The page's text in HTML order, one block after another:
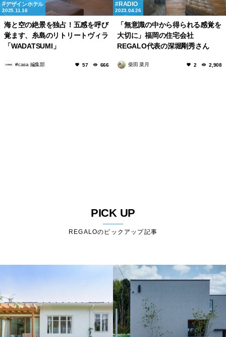
デザインホテル
2025.11.16
海と空の絶景を独占！五感を呼び
覚ます、糸島のリトリートヴィラ
「WADATSUMI」
#casa 編集部 57 666
RADIO
2023.04.26
「無意識の中から得られる感覚を
大切に」福岡の住宅会社
REGALO代表の深堀剛秀さん
柴田 菜月 2 2,908
PICK UP
REGALOのピックアップ記事